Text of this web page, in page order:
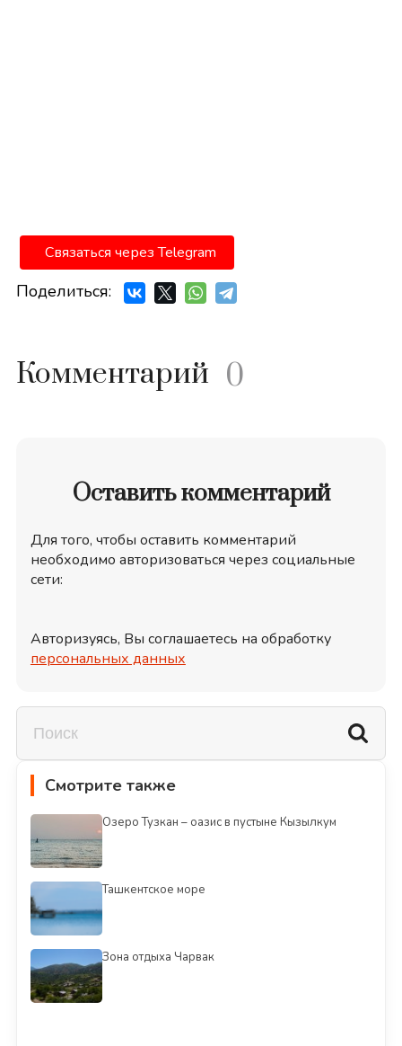
Связаться через Telegram
Поделиться:
Комментарий 0
Оставить комментарий
Для того, чтобы оставить комментарий
необходимо авторизоваться через социальные
сети:
Авторизуясь, Вы соглашаетесь на обработку
персональных данных
Смотрите также
Озеро Тузкан – оазис в пустыне Кызылкум
Ташкентское море
Зона отдыха Чарвак